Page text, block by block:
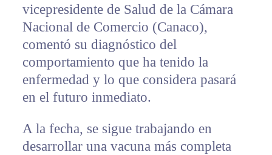
vicepresidente de Salud de la Cámara
Nacional de Comercio (Canaco),
comentó su diagnóstico del
comportamiento que ha tenido la
enfermedad y lo que considera pasará
en el futuro inmediato.
A la fecha, se sigue trabajando en
desarrollar una vacuna más completa